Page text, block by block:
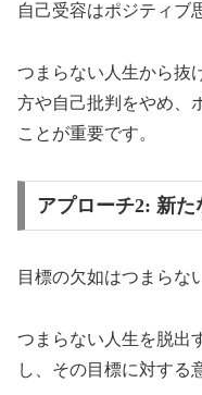
自己受容はポジティブ
つまらない人生から抜
方や自己批判をやめ、
ことが重要です。
アプローチ2: 新
目標の欠如はつまらな
つまらない人生を脱出
し、その目標に対する